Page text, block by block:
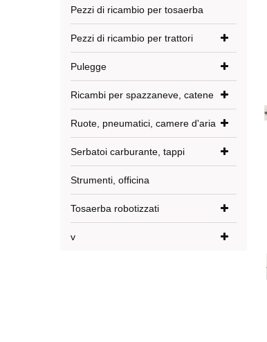
Pezzi di ricambio per tosaerba
Pezzi di ricambio per trattori
Pulegge
Ricambi per spazzaneve, catene
Ruote, pneumatici, camere d'aria
Serbatoi carburante, tappi
Strumenti, officina
Tosaerba robotizzati
v